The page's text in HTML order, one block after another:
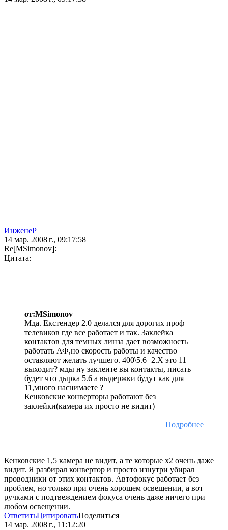
ИнженеР
14 мар. 2008 г., 09:17:58
Re[MSimonov]:
Цитата:
от:MSimonov
Мда. Екстендер 2.0 делался для дорогих проф
телевиков где все работает и так. Заклейка
контактов для темных линза дает возможность
работать АФ,но скорость работы и качество
оставляют желать лучшего. 400\5.6+2.Х это 11
выходит? мды ну заклеите вы контакты, писать
будет что дырка 5.6 а выдержки будут как для
11,много наснимаете ?
Кенковские конверторы работают без
заклейки(камера их просто не видит)
Подробнее
Кенковские 1,5 камера не видит, а те которые х2 очень даже
видит. Я разбирал конвертор и просто изнутри убирал
проводники от этих контактов. Автофокус работает без
проблем, но только при очень хорошем освещении, а вот
ручками с подтвеждением фокуса очень даже ничего при
любом освещении.
ОтветитьЦитироватьПоделиться
14 мар. 2008 г., 11:12:20